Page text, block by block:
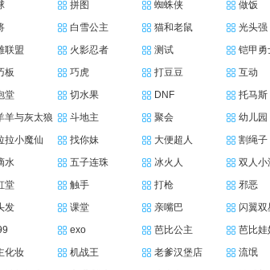
拼图 蜘蛛侠
做饭
白雪公主 猫和老鼠
光头强
联盟 火影忍者 测试
铠甲勇
板 巧虎 打豆豆
互动
堂 切水果 DNF
托马斯
羊与灰太狼 斗地主 聚会
幼儿园
拉小魔仙 找你妹 大便超人
割绳子
水 五子连珠 冰火人
双人小
堂 触手 打枪
邪恶
发 课堂 亲嘴巴
闪翼
exo 芭比公主
芭比娃
化妆 机战王 老爹汉堡店
流氓